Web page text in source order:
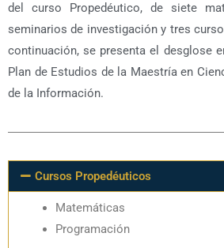
del curso Propedéutico, de siete
seminarios de investigación y tres
continuación, se presenta el desglose
Plan de Estudios de la Maestría en
de la Información.
Cursos Propedéuticos
Matemáticas
Programación